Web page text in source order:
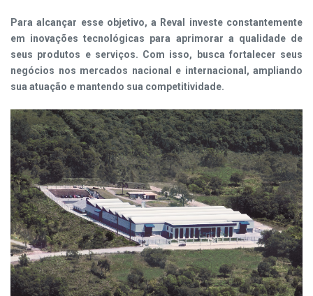
Para alcançar esse objetivo, a Reval investe constantemente
em inovações tecnológicas para aprimorar a qualidade de
seus produtos e serviços. Com isso, busca fortalecer seus
negócios nos mercados nacional e internacional, ampliando
sua atuação e mantendo sua competitividade.